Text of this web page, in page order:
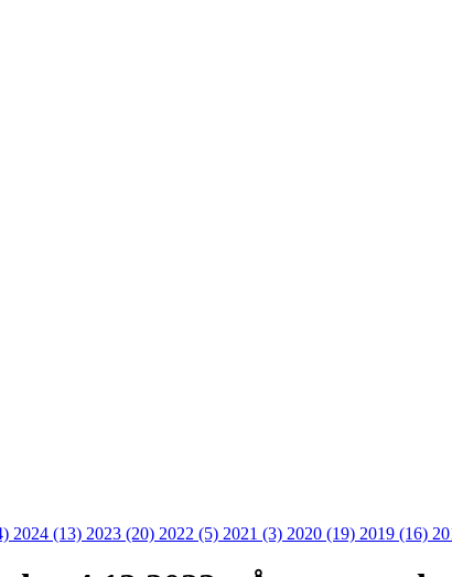
2024 (13) 2023 (20) 2022 (5) 2021 (3) 2020 (19) 2019 (16)